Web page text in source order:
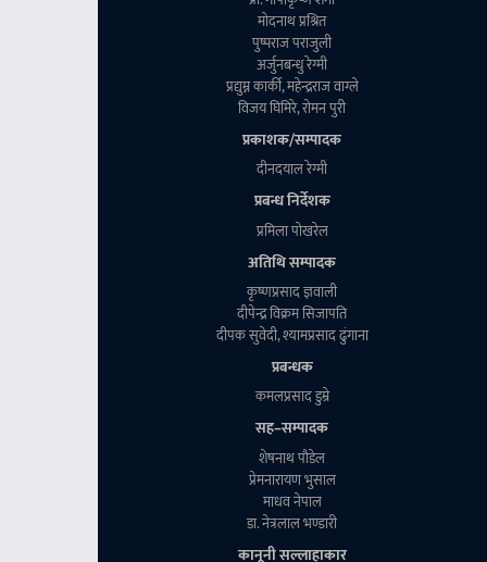
माेदनाथ प्रश्रित
पुष्पराज पराजुली
अर्जुनबन्धु रेग्मी
प्रद्युम्न कार्की, महेन्द्रराज वाग्ले
विजय घिमिरे, राेमन पुरी
प्रकाशक/सम्पादक
दीनदयाल रेग्मी
प्रबन्ध निर्देशक
प्रमिला पाेखरेल
अतिथि सम्पादक
कृष्णप्रसाद ज्ञवाली
दीपेन्द्र विक्रम सिजापति
दीपक सुवेदी, श्यामप्रसाद ढुंगाना
प्रबन्धक
कमलप्रसाद डुम्रे
सह–सम्पादक
शेषनाथ पाैडेल
प्रेमनारायण भुसाल
माधव नेपाल
डा. नेत्रलाल भण्डारी
कानूनी सल्लाहाकार